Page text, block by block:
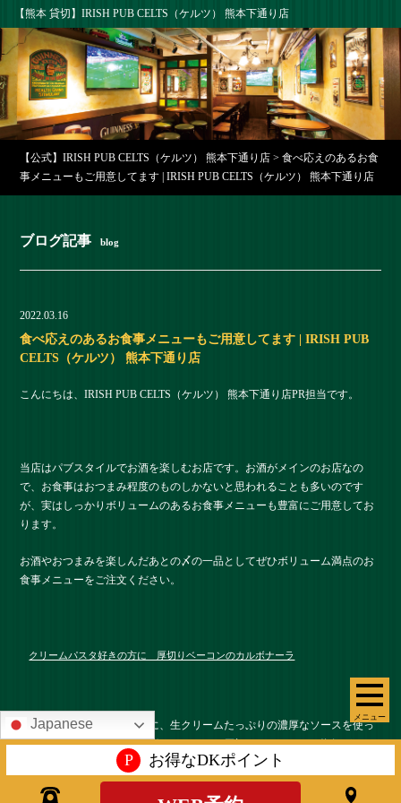
【熊本 貸切】IRISH PUB CELTS（ケルツ） 熊本下通り店
メニュー
【公式】IRISH PUB CELTS（ケルツ） 熊本下通り店 >食べ応えのあるお食
事メニューもご用意してます | IRISH PUB CELTS（ケルツ） 熊本下通り店
ブログ記事 blog
2022.03.16
食べ応えのあるお食事メニューもご用意してます | IRISH PUB
CELTS（ケルツ） 熊本下通り店
こんにちは、IRISH PUB CELTS（ケルツ） 熊本下通り店PR担当です。
当店はパブスタイルでお酒を楽しむお店です。お酒がメインのお店なの
で、お食事はおつまみ程度のものしかないと思われることも多いのです
が、実はしっかりボリュームのあるお食事メニューも豊富にご用意してお
ります。
お酒やおつまみを楽しんだあとの〆の一品としてぜひボリューム満点のお
食事メニューをご注文ください。
クリームパスタ好きの方に 厚切りベーコンのカルボナーラ
適度に食感を残したパスタに、生クリームたっぷりの濃厚なソースを使っ
た仕上げた当店自慢のカルボナーラです。厚切りのベーコンの塩気がほど
よいアクセントになって、最後まで飽きずに食べられますよ。お好みのタ
イミングで半熟卵を崩して召し上がってください。913円（税込）でご提供
しております。
Japanese
P お得なDKポイント